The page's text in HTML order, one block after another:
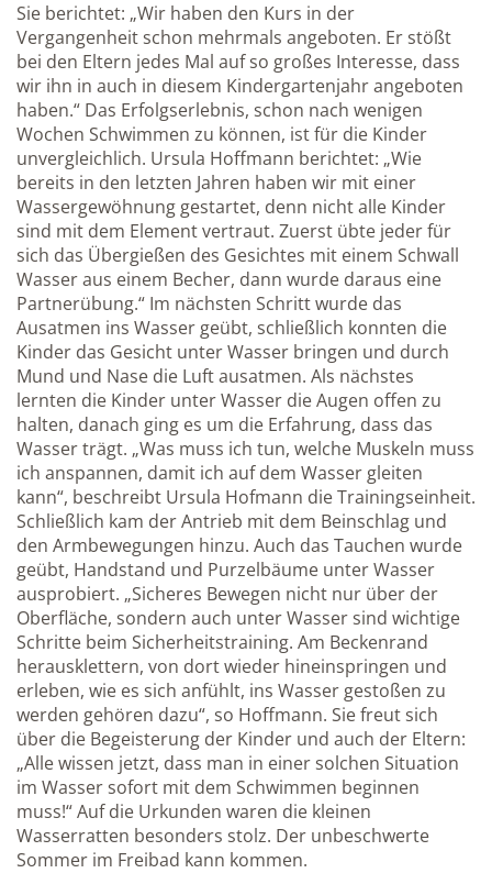
Sie berichtet: „Wir haben den Kurs in der
Vergangenheit schon mehrmals angeboten. Er stößt
bei den Eltern jedes Mal auf so großes Interesse, dass
wir ihn in auch in diesem Kindergartenjahr angeboten
haben.“ Das Erfolgserlebnis, schon nach wenigen
Wochen Schwimmen zu können, ist für die Kinder
unvergleichlich. Ursula Hoffmann berichtet: „Wie
bereits in den letzten Jahren haben wir mit einer
Wassergewöhnung gestartet, denn nicht alle Kinder
sind mit dem Element vertraut. Zuerst übte jeder für
sich das Übergießen des Gesichtes mit einem Schwall
Wasser aus einem Becher, dann wurde daraus eine
Partnerübung.“ Im nächsten Schritt wurde das
Ausatmen ins Wasser geübt, schließlich konnten die
Kinder das Gesicht unter Wasser bringen und durch
Mund und Nase die Luft ausatmen. Als nächstes
lernten die Kinder unter Wasser die Augen offen zu
halten, danach ging es um die Erfahrung, dass das
Wasser trägt. „Was muss ich tun, welche Muskeln muss
ich anspannen, damit ich auf dem Wasser gleiten
kann“, beschreibt Ursula Hofmann die Trainingseinheit.
Schließlich kam der Antrieb mit dem Beinschlag und
den Armbewegungen hinzu. Auch das Tauchen wurde
geübt, Handstand und Purzelbäume unter Wasser
ausprobiert. „Sicheres Bewegen nicht nur über der
Oberfläche, sondern auch unter Wasser sind wichtige
Schritte beim Sicherheitstraining. Am Beckenrand
herausklettern, von dort wieder hineinspringen und
erleben, wie es sich anfühlt, ins Wasser gestoßen zu
werden gehören dazu“, so Hoffmann. Sie freut sich
über die Begeisterung der Kinder und auch der Eltern:
„Alle wissen jetzt, dass man in einer solchen Situation
im Wasser sofort mit dem Schwimmen beginnen
muss!“ Auf die Urkunden waren die kleinen
Wasserratten besonders stolz. Der unbeschwerte
Sommer im Freibad kann kommen.